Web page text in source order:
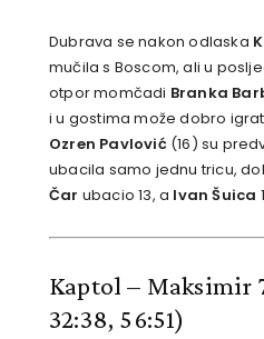
Dubrava se nakon odlaska
mučila s Boscom, ali u
otpor momčadi Branka
i u gostima može dobro
Ozren Pavlović(16) su
ubacila samo jednu tricu,
Čar ubacio 13, a Ivan Šuica
Kaptol – Maksimir
32:38, 56:51)